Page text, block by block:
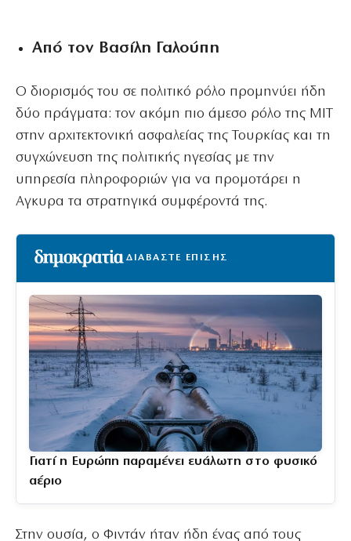
Από τον Βασίλη Γαλούπη
Ο διορισμός του σε πολιτικό ρόλο προμηνύει ήδη
δύο πράγματα: τον ακόμη πιο άμεσο ρόλο της MIT
στην αρχιτεκτονική ασφαλείας της Τουρκίας και τη
συγχώνευση της πολιτικής ηγεσίας με την
υπηρεσία πληροφοριών για να προμοτάρει η
Αγκυρα τα στρατηγικά συμφέροντά της.
ΔΙΑΒΑΣΤΕ ΕΠΙΣΗΣ
Γιατί η Ευρώπη παραμένει ευάλωτη στο φυσικό
αέριο
Στην ουσία, ο Φιντάν ήταν ήδη ένας από τους